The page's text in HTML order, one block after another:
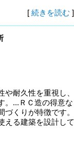
[ 続きを読む ]
や耐久性を重視し
。...ＲＣ造の得意な
づくりが特徴です
える建築を設計し